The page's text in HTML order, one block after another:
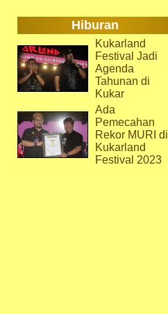
Hiburan
Kukarland
Festival Jadi
Agenda
Tahunan di
Kukar
Ada
Pemecahan
Rekor MURI di
Kukarland
Festival 2023